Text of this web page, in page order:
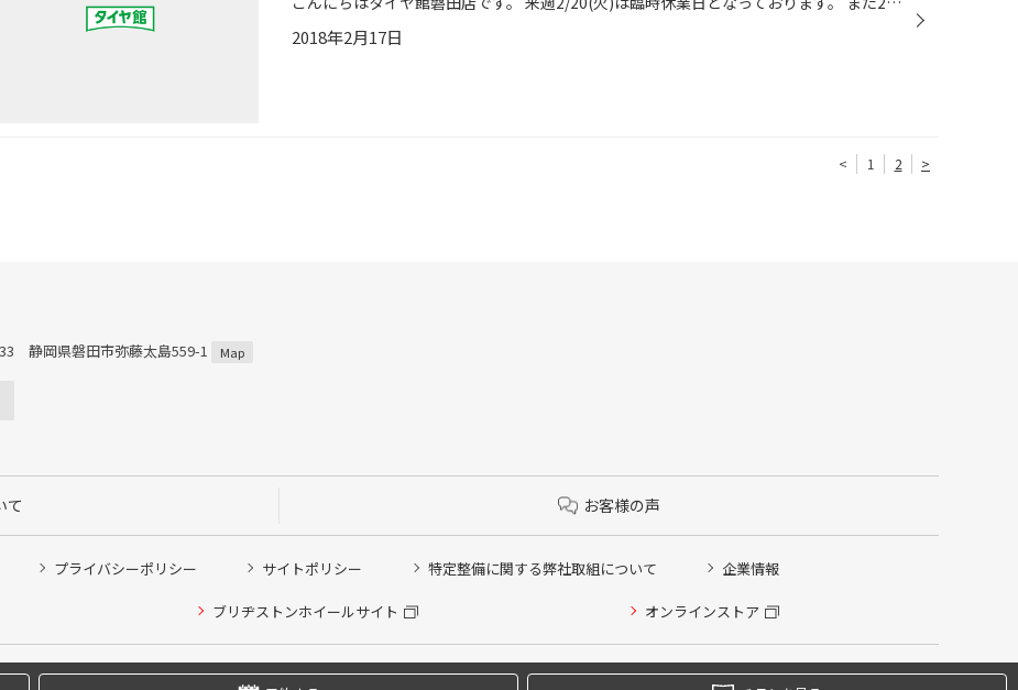
2018年2月17日
< 1 2 >
静岡県磐田市弥藤太島559-1 Map
て お客様の声
プライバシーポリシー サイトポリシー 特定整備に関する弊社取組について 企業情報
ブリヂストンホイールサイト オンラインストア
Copyright © 2024 Bridgestone Retail Co.,Ltd. All rights Reserved.
他ピット作業の予約
を希望のクローク契約会員の方はこちらを選択ください
の方はご利用いただけません